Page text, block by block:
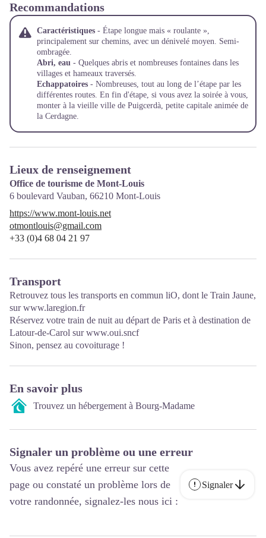
Recommandations
Caractéristiques - Étape longue mais « roulante »,
principalement sur chemins, avec un dénivelé moyen. Semi-
ombragée.
Abri, eau - Quelques abris et nombreuses fontaines dans les
villages et hameaux traversés.
Echappatoires - Nombreuses, tout au long de l’étape par les
différentes routes. En fin d'étape, si vous avez la soirée à vous,
monter à la vieille ville de Puigcerdà, petite capitale animée de
la Cerdagne.
Lieux de renseignement
Office de tourisme de Mont-Louis
6 boulevard Vauban, 66210 Mont-Louis
https://www.mont-louis.net
otmontlouis@gmail.com
+33 (0)4 68 04 21 97
Transport
Retrouvez tous les transports en commun liO, dont le Train Jaune,
surwww.laregion.fr
Réservez votre train de nuit au départ de Paris et à destination de
Latour-de-Carol surwww.oui.sncf
Sinon, pensez au covoiturage !
En savoir plus
Trouvez un hébergement à Bourg-Madame
Signaler un problème ou une erreur
Vous avez repéré une erreur sur cette
page ou constaté un problème lors de
votre randonnée, signalez-les nous ici :
Signaler